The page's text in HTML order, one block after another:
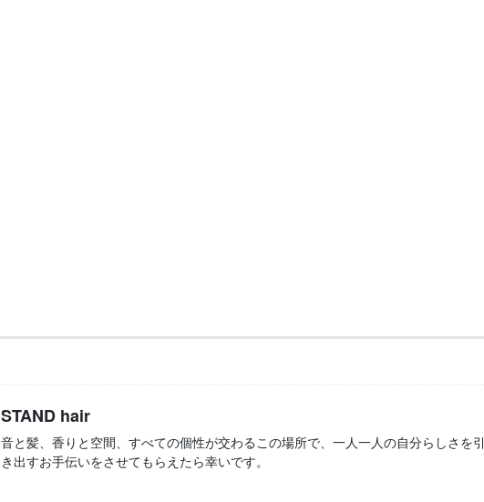
STAND hair
音と髪、香りと空間、すべての個性が交わるこの場所で、一人一人の自分らしさを引
き出すお手伝いをさせてもらえたら幸いです。